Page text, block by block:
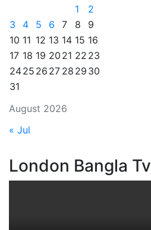
August 2026
1
2
3
4 5 6 7 8
9
10 11 12 13 14 15 16
17 18 19 20 21 22 23
2425 26 27 28 29 30
31
« Jul
London Bangla Tv